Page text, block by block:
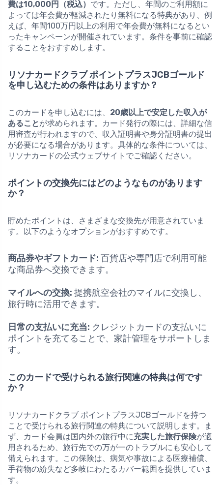
費は10,000円（税込） です。ただし、年間のご利用額に
よっては年会費が軽減されたり無料になる特典があり、例
えば、年間100万円以上の利用で年会費が無料になるとい
ったキャンペーンが開催されています。条件を事前に確認
することをおすすめします。
リソナカードクラブ ポイントプラスJCBゴールド
を申し込むための条件はありますか？
このカードを申し込むには、 20歳以上で安定した収入が
あることが求められます。カード発行の際には、詳細な信
用審査が行われますので、収入証明書や身分証明書の提出
が必要になる場合があります。具体的な条件については、
リソナカードの公式ウェブサイトでご確認ください。
ポイントの交換先にはどのようなものがあります
か？
貯めたポイントは、さまざまな交換先が用意されていま
す。以下のようなオプションがおすすめです。
商品券やギフトカード: 百貨店や専門店で利用可能
な商品券へ交換できます。
マイルへの交換: 提携航空会社のマイルに交換し、
旅行時に活用できます。
日常の支払いに充当: クレジットカードの支払いに
ポイントを充てることで、家計管理をサポートしま
す。
このカードで受けられる旅行関連の特典は何です
か？
リソナカードクラブ ポイントプラスJCBゴールドを持つ
ことで受けられる旅行関連の特典について説明します。ま
ず、カード会員は国内外の旅行中に充実した旅行保険が適
用されるため、旅行先での万が一のトラブルにも安心して
備えられます。この保険は、病気や事故による医療補償、
手荷物の紛失など多岐にわたるカバー範囲を提供していま
す。